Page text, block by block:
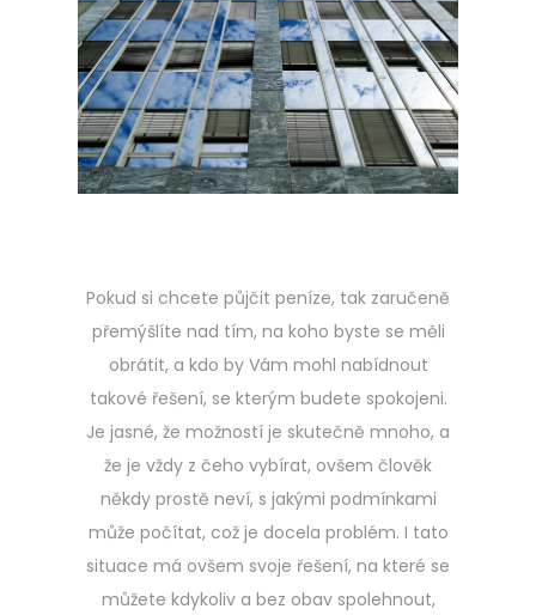
t
e
d
o
n
.
2
0
2
3
Pokud si chcete půjčit peníze, tak zaručeně
přemýšlíte nad tím, na koho byste se měli
obrátit, a kdo by Vám mohl nabídnout
takové řešení, se kterým budete spokojeni.
Je jasné, že možností je skutečně mnoho, a
že je vždy z čeho vybírat, ovšem člověk
někdy prostě neví, s jakými podmínkami
může počítat, což je docela problém. I tato
situace má ovšem svoje řešení, na které se
můžete kdykoliv a bez obav spolehnout,